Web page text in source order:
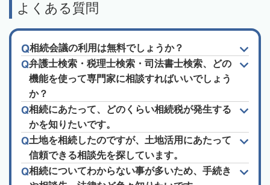
よくある質問
相続会議の利用は無料でしょうか？
弁護士検索・税理士検索・司法書士検索、どの
機能を使って専門家に相談すればいいでしょう
か？
相続にあたって、どのくらい相続税が発生する
かを知りたいです。
土地を相続したのですが、土地活用にあたって
信頼できる相談先を探しています。
相続についてわからない事が多いため、手続き